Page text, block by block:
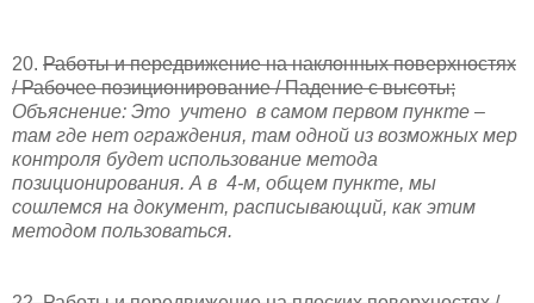
20. Работы и передвижение на наклонных поверхностях
/ Рабочее позиционирование / Падение с высоты;
Объяснение: Это учтено в самом первом пункте –
там где нет ограждения, там одной из возможных мер
контроля будет использование метода
позиционирования. А в 4-м, общем пункте, мы
сошлемся на документ, расписывающий, как этим
методом пользоваться.